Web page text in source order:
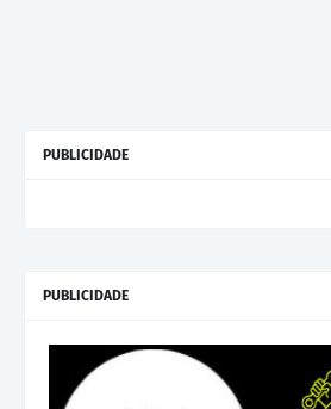
PUBLICIDADE
PUBLICIDADE